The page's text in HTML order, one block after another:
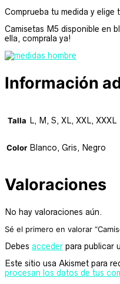
Comprueba tu medida y elige
Camisetas M5 disponible en
ella, comprala ya!
Información
Talla L, M, S, XL, XXL, XXXL
Color Blanco, Gris, Negro
Valoraciones
No hay valoraciones aún.
Sé el primero en valorar
Debes acceder para publicar
Este sitio usa Akismet para
procesan los datos de tus